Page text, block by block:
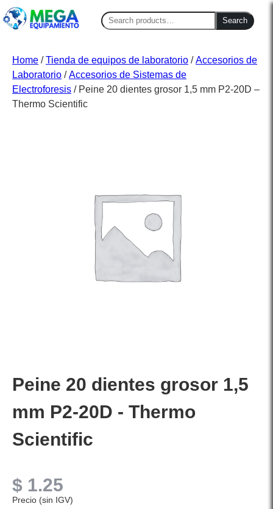
Search
for:
Search
Home /Tienda de equipos de laboratorio /Accesorios de
Laboratorio /Accesorios de Sistemas de
Electroforesis / Peine 20 dientes grosor 1,5 mm P2-20D –
Thermo Scientific
Peine 20 dientes grosor 1,5
mm P2-20D - Thermo
Scientific
$ 1.25
Precio (sin IGV)